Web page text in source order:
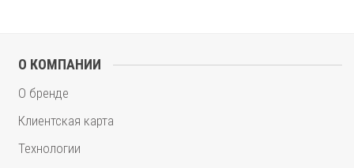
О КОМПАНИИ
О бренде
Клиентская карта
Технологии